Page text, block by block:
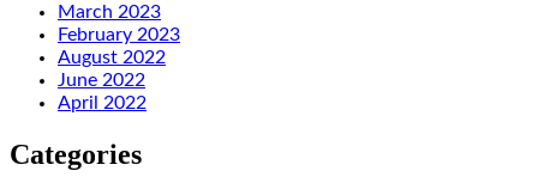
March 2023
February 2023
August 2022
June 2022
April 2022
Categories